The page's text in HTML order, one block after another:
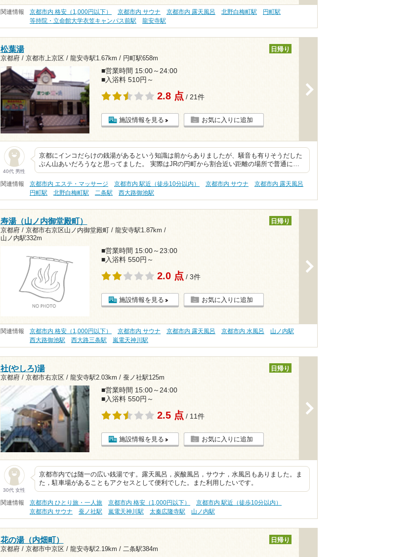
関連情報 京都市内 格安（1,000円以下） 京都市内 サウナ 京都市内 露天風呂 北野白梅町駅
円町駅
等持院・立命館大学衣笠キャンパス前駅
龍安寺駅
松葉湯
京都府 / 京都市上京区 / 龍安寺駅1.67km / 円町駅658m
日帰り
■営業時間 15:00～24:00
■入浴料 510円～
2.8 点 / 21件
施設情報を見る お気に入りに追加
40代 男性
京都にインコだらけの銭湯があるという知識は前からありましたが、騒音も有りそうだした
ぶん山あいだろうなと思ってました。 実際はJRの円町から割合近い距離の場所で普通に…
関連情報 京都市内 エステ・マッサージ 京都市内 駅近（徒歩10分以内） 京都市内 サウナ
京都市内 露天風呂
円町駅
北野白梅町駅 二条駅 西大路御池駅
寿湯（山ノ内御堂殿町）
京都府 / 京都市右京区山ノ内御堂殿町 / 龍安寺駅1.87km /
山ノ内駅332m
日帰り
■営業時間 15:00～23:00
■入浴料 550円～
2.0 点 / 3件
施設情報を見る お気に入りに追加
関連情報 京都市内 格安（1,000円以下） 京都市内 サウナ 京都市内 露天風呂 京都市内 水風呂
山ノ内駅
西大路御池駅
西大路三条駅 嵐電天神川駅
社(やしろ)湯
京都府 / 京都市右京区 / 龍安寺駅2.03km / 蚕ノ社駅125m
日帰り
■営業時間 15:00～24:00
■入浴料 550円～
2.5 点 / 11件
施設情報を見る お気に入りに追加
30代 女性
京都市内では随一の広い銭湯です。露天風呂，炭酸風呂，サウナ，水風呂もありました。ま
た，駐車場があることもアクセスとして便利でした。また利用したいです。
関連情報 京都市内 ひとり旅・一人旅 京都市内 格安（1,000円以下）
京都市内 駅近（徒歩10分以内）
京都市内 サウナ
蚕ノ社駅 嵐電天神川駅 太秦広隆寺駅 山ノ内駅
花の湯（内畑町）
京都府 / 京都市中京区 / 龍安寺駅2.19km / 二条駅384m
日帰り